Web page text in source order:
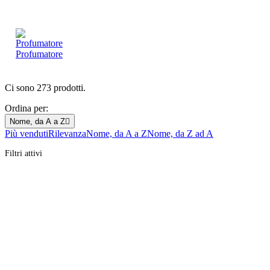
Profumatore
Ci sono 273 prodotti.
Ordina per:
Nome, da A a Z
Più vendutiRilevanzaNome, da A a ZNome, da Z ad A
Filtri attivi